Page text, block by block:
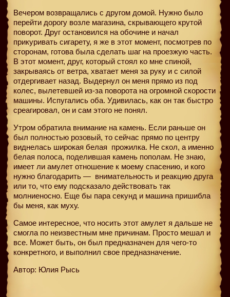
Вечером возвращались с другом домой. Нужно было
перейти дорогу возле магазина, скрывающего крутой
поворот. Друг остановился на обочине и начал
прикуривать сигарету, я же в этот момент, посмотрев по
сторонам, готова была сделать шаг на проезжую часть.
В этот момент, друг, который стоял ко мне спиной,
закрываясь от ветра, хватает меня за руку и с силой
отдергивает назад. Выдернул он меня прямо из под
колес, вылетевшей из-за поворота на огромной скорости
машины. Испугались оба. Удивилась, как он так быстро
среагировал, он и сам этого не понял.
Утром обратила внимание на камень. Если раньше он
был полностью розовый, то сейчас прямо по центру
виднелась широкая белая прожилка. Не скол, а именно
белая полоса, поделившая камень пополам. Не знаю,
имеет ли амулет отношение к моему спасению, и кого
нужно благодарить — внимательность и реакцию друга
или то, что ему подсказало действовать так
молниеносно. Еще бы пара секунд и машина пришибла
бы меня, как муху.
Самое интересное, что носить этот амулет я дальше не
смогла по неизвестным мне причинам. Просто мешал и
все. Может быть, он был предназначен для чего-то
конкретного, и выполнил свое предназначение.
Автор: Юлия Рысь